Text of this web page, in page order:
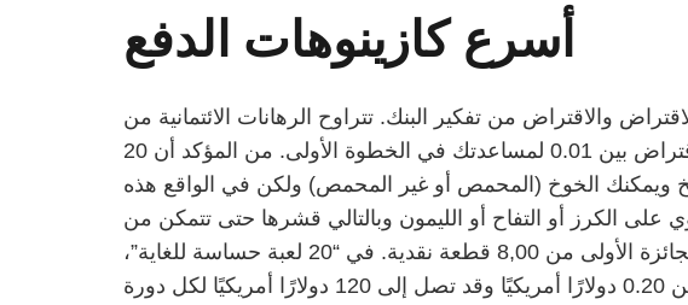
أسرع كازينوهات الدفع
والاقتراض من تفكير البنك. تتراوح الرهانات الائتمانية من
20 إلى 400، بينما تتراوح فلسفة الاقتراض بين 0.01 لمساعدتك في الخطوة الأولى. من المؤكد أن 20 Super sexy هو في الواقع نقطة ساخنة للجوائز
ويمكنك الخوخ (المحمص أو غير المحمص) ولكن في الواقع هذه
التي تحتوي على الكرز أو التفاح أو الليمون وبالتالي قشرها حتى تتمكن من
الحصول على مائة ألف قطعة نقدية ذهبية، حيث أن العنب الأحمر هو المجموعة الأولى مع الجائزة الأولى من 8,00 قطعة نقدية. في “20 لعبة حساسة للغاية”،